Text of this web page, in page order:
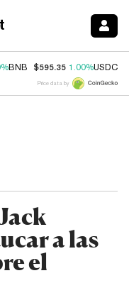
BNB $595.35 1.00%USDC
Price data by
a las
el